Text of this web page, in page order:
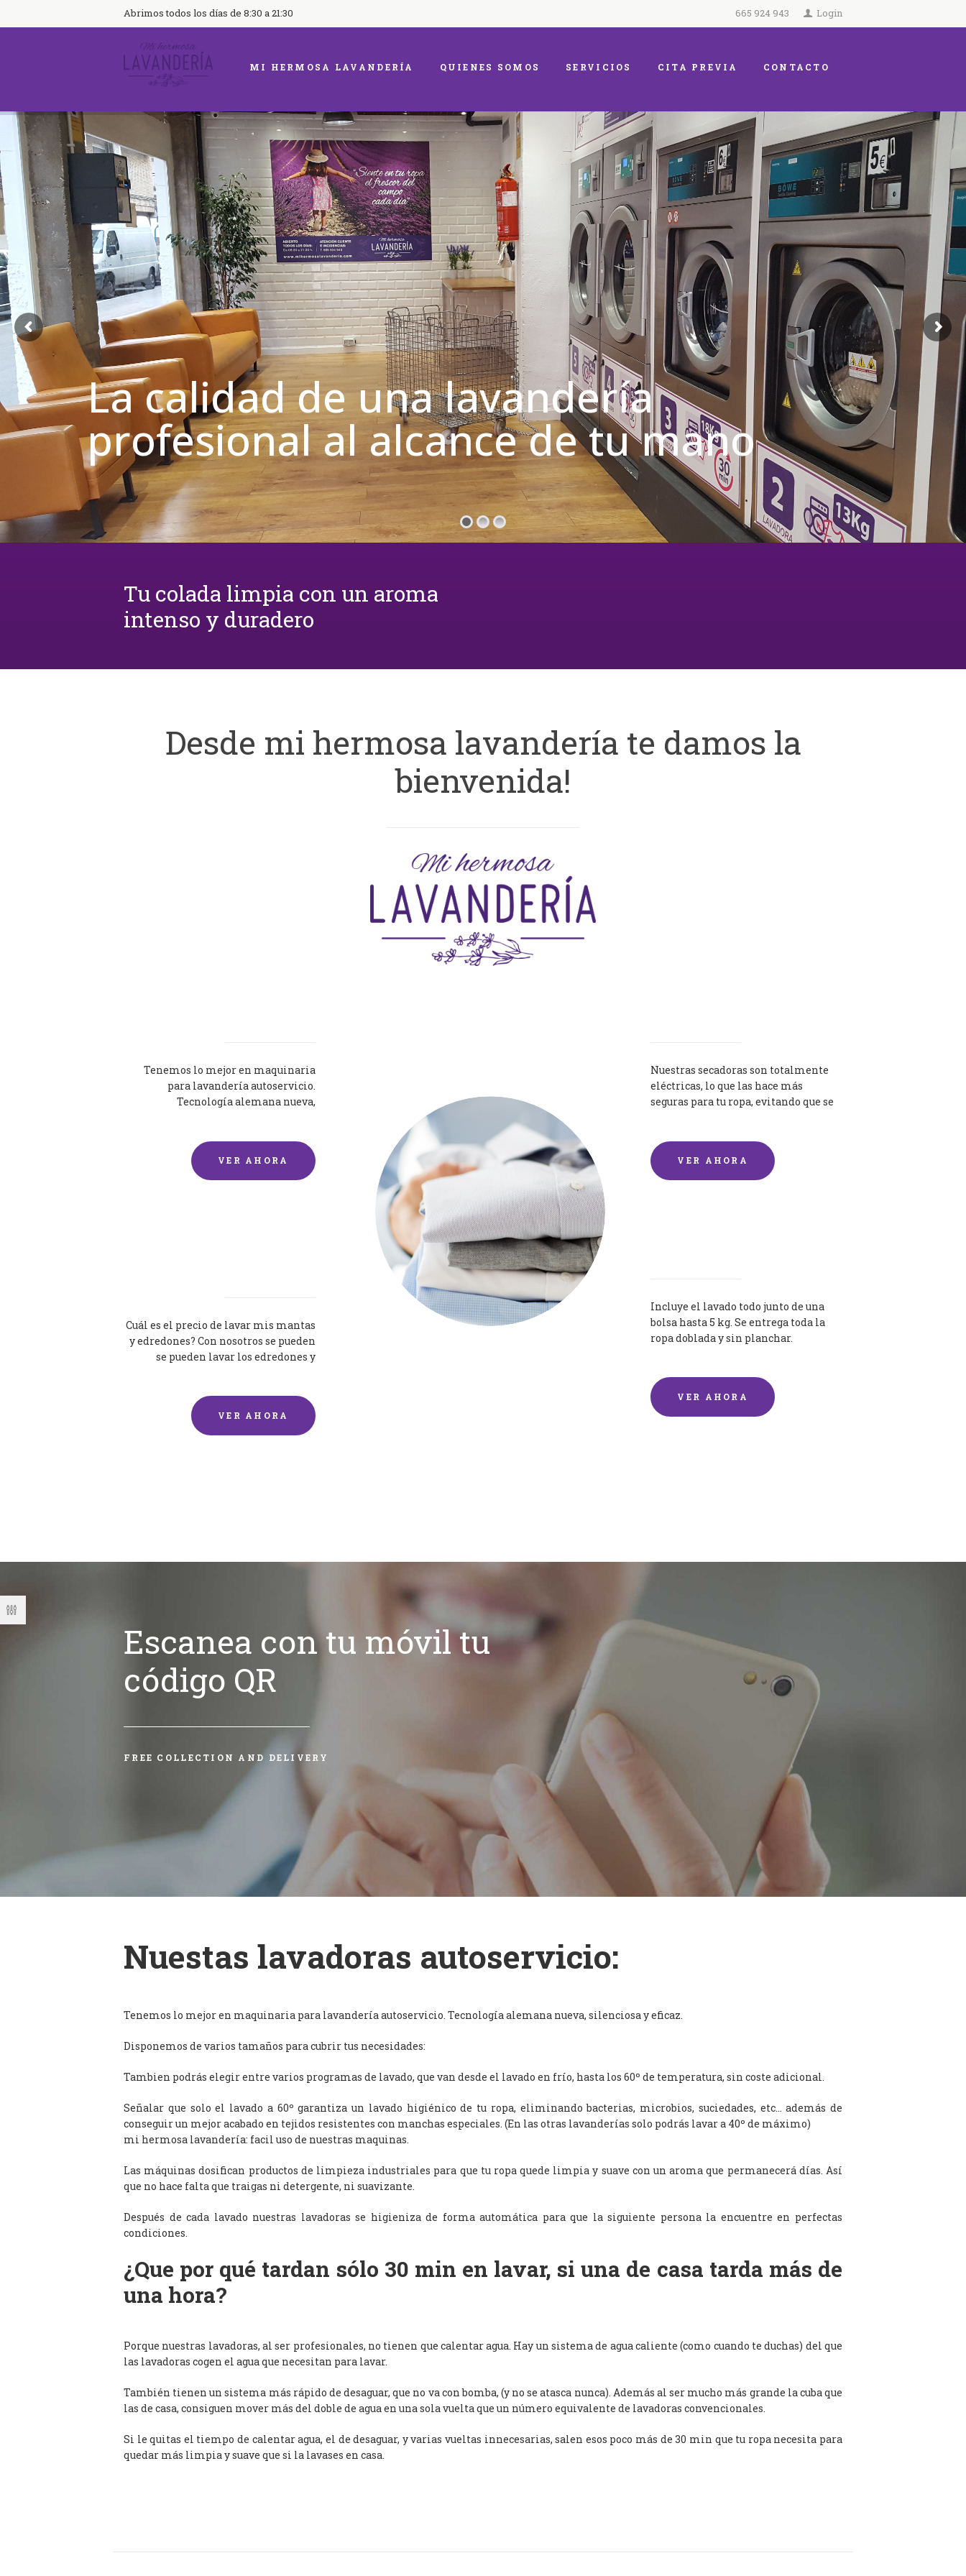
Abrimos todos los días de 8:30 a 21:30 665 924 943 Login
MI HERMOSA LAVANDERÍA QUIENES SOMOS SERVICIOS CITA PREVIA CONTACTO
La calidad de una lavandería
profesional al alcance de tu mano
Tu colada limpia con un aroma
intenso y duradero
Desde mi hermosa lavandería te damos la
bienvenida!
Tenemos lo mejor en maquinaria
para lavandería autoservicio.
Tecnología alemana nueva,
VER AHORA
Nuestras secadoras son totalmente
eléctricas, lo que las hace más
seguras para tu ropa, evitando que se
VER AHORA
Cuál es el precio de lavar mis mantas
y edredones? Con nosotros se pueden
se pueden lavar los edredones y
VER AHORA
Incluye el lavado todo junto de una
bolsa hasta 5 kg. Se entrega toda la
ropa doblada y sin planchar.
VER AHORA
Escanea con tu móvil tu
código QR
FREE COLLECTION AND DELIVERY
Nuestas lavadoras autoservicio:
Tenemos lo mejor en maquinaria para lavandería autoservicio. Tecnología alemana nueva, silenciosa y eficaz.
Disponemos de varios tamaños para cubrir tus necesidades:
Tambien podrás elegir entre varios programas de lavado, que van desde el lavado en frío, hasta los 60º de temperatura, sin coste adicional.
Señalar que solo el lavado a 60º garantiza un lavado higiénico de tu ropa, eliminando bacterias, microbios, suciedades, etc… además de
conseguir un mejor acabado en tejidos resistentes con manchas especiales. (En las otras lavanderías solo podrás lavar a 40º de máximo)
mi hermosa lavandería: facil uso de nuestras maquinas.
Las máquinas dosifican productos de limpieza industriales para que tu ropa quede limpia y suave con un aroma que permanecerá días. Así
que no hace falta que traigas ni detergente, ni suavizante.
Después de cada lavado nuestras lavadoras se higieniza de forma automática para que la siguiente persona la encuentre en perfectas
condiciones.
¿Que por qué tardan sólo 30 min en lavar, si una de casa tarda más de
una hora?
Porque nuestras lavadoras, al ser profesionales, no tienen que calentar agua. Hay un sistema de agua caliente (como cuando te duchas) del que
las lavadoras cogen el agua que necesitan para lavar.
También tienen un sistema más rápido de desaguar, que no va con bomba, (y no se atasca nunca). Además al ser mucho más grande la cuba que
las de casa, consiguen mover más del doble de agua en una sola vuelta que un número equivalente de lavadoras convencionales.
Si le quitas el tiempo de calentar agua, el de desaguar, y varias vueltas innecesarias, salen esos poco más de 30 min que tu ropa necesita para
quedar más limpia y suave que si la lavases en casa.